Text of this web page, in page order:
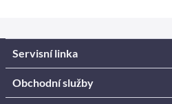
Servisní linka
Obchodní služby